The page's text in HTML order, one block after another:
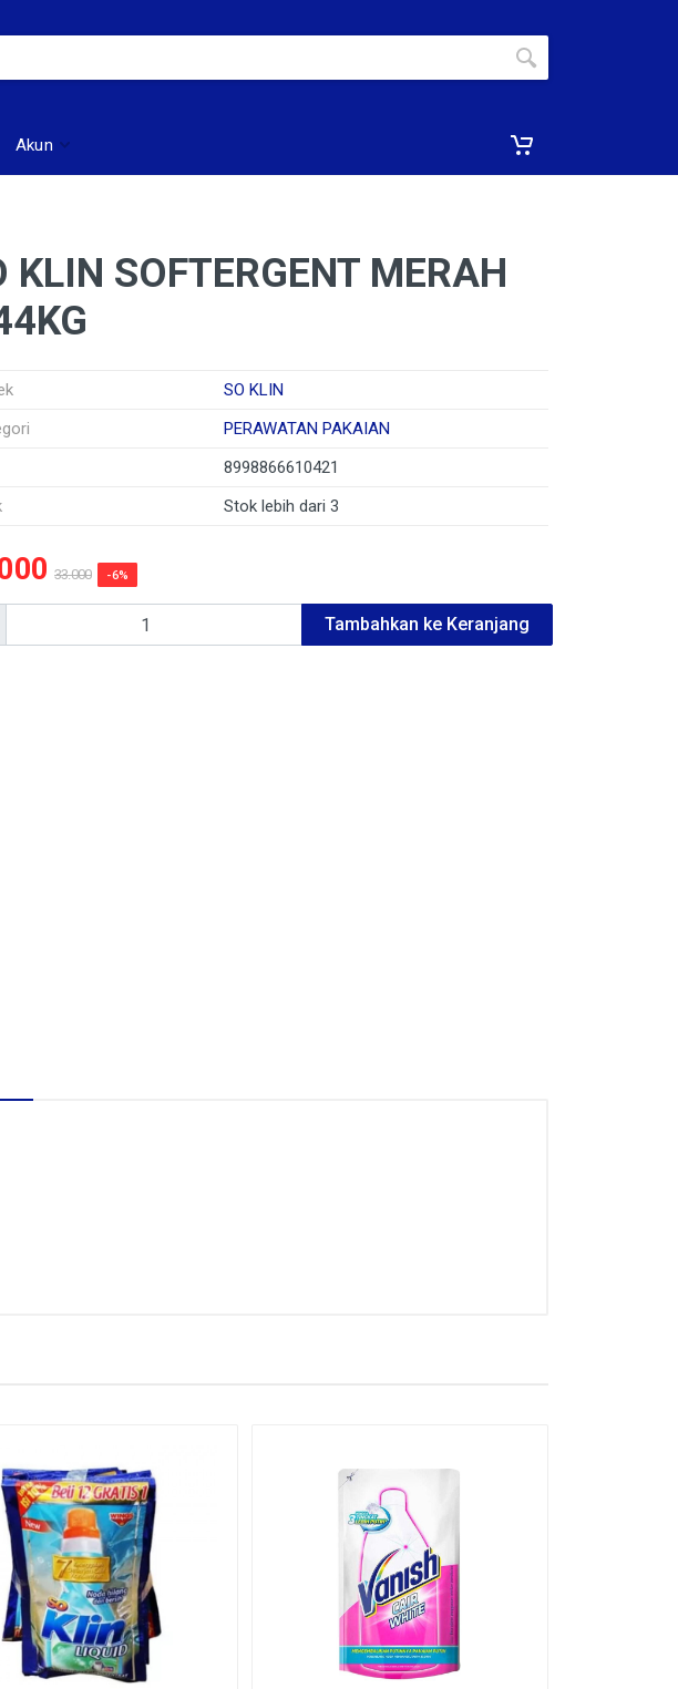
Akun
KLIN SOFTERGENT MERAH
SO KLIN
PERAWATAN PAKAIAN
8998866610421
Stok lebih dari 3
33.000 -6%
Tambahkan ke Keranjang